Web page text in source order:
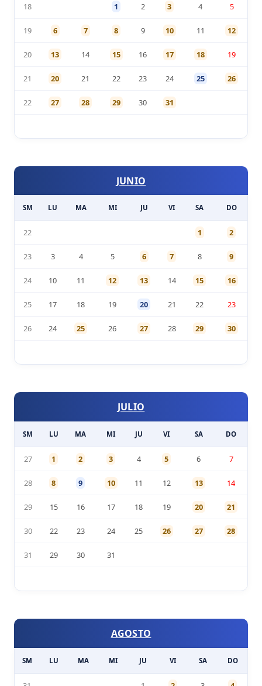
18 1 2 3 4 5
19 6 7 8 9 10 11 12
20 13 14 15 16 17 18 19
21 20 21 22 23 24 25 26
22 27 28 29 30 31
JUNIO
SM LU MA MI JU VI SA DO
22 1 2
23 3 4 5 6 7 8 9
24 10 11 12 13 14 15 16
25 17 18 19 20 21 22 23
26 24 25 26 27 28 29 30
JULIO
SM LU MA MI JU VI SA DO
27 1 2 3 4 5 6 7
28 8 9 10 11 12 13 14
29 15 16 17 18 19 20 21
30 22 23 24 25 26 27 28
31 29 30 31
AGOSTO
SM LU MA MI JU VI SA DO